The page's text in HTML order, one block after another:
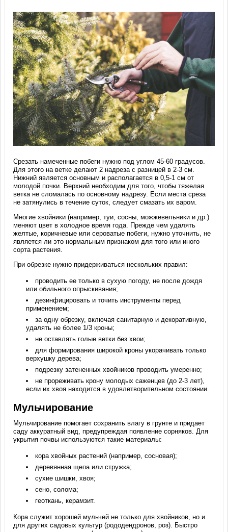
Срезать намеченные побеги нужно под углом 45-60 градусов.
Для этого на ветке делают 2 надреза с разницей в 2-3 см.
Нижний является основным и располагается в 0,5-1 см от
молодой почки. Верхний необходим для того, чтобы тяжелая
ветка не сломалась по основному надрезу. Если места среза
не затянулись в течение суток, следует смазать их варом.
Многие хвойники (например, туи, сосны, можжевельники и др.)
меняют цвет в холодное время года. Прежде чем удалять
желтые, коричневые или сероватые побеги, нужно уточнить, не
является ли это нормальным признаком для того или иного
сорта растения.
При обрезке нужно придерживаться нескольких правил:
проводить ее только в сухую погоду, не после дождя
или обильного опрыскивания;
дезинфицировать и точить инструменты перед
применением;
за одну обрезку, включая санитарную и декоративную,
удалять не более 1/3 кроны;
не оставлять голые ветки без хвои;
для формирования широкой кроны укорачивать только
верхушку дерева;
подрезку затененных хвойников проводить умеренно;
не прореживать крону молодых саженцев (до 2-3 лет),
если их хвоя находится в удовлетворительном состоянии.
Мульчирование
Мульчирование помогает сохранить влагу в грунте и придает
саду аккуратный вид, предупреждая появление сорняков. Для
укрытия почвы используются такие материалы:
кора хвойных растений (например, сосновая);
деревянная щепа или стружка;
сухие шишки, хвоя;
сено, солома;
геоткань, керамзит.
Кора служит хорошей мульчей не только для хвойников, но и
для других садовых культур (рододендронов, роз). Быстро